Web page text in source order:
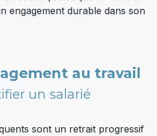
engagement durable dans son
au travail
un salarié
sont un retrait progressif